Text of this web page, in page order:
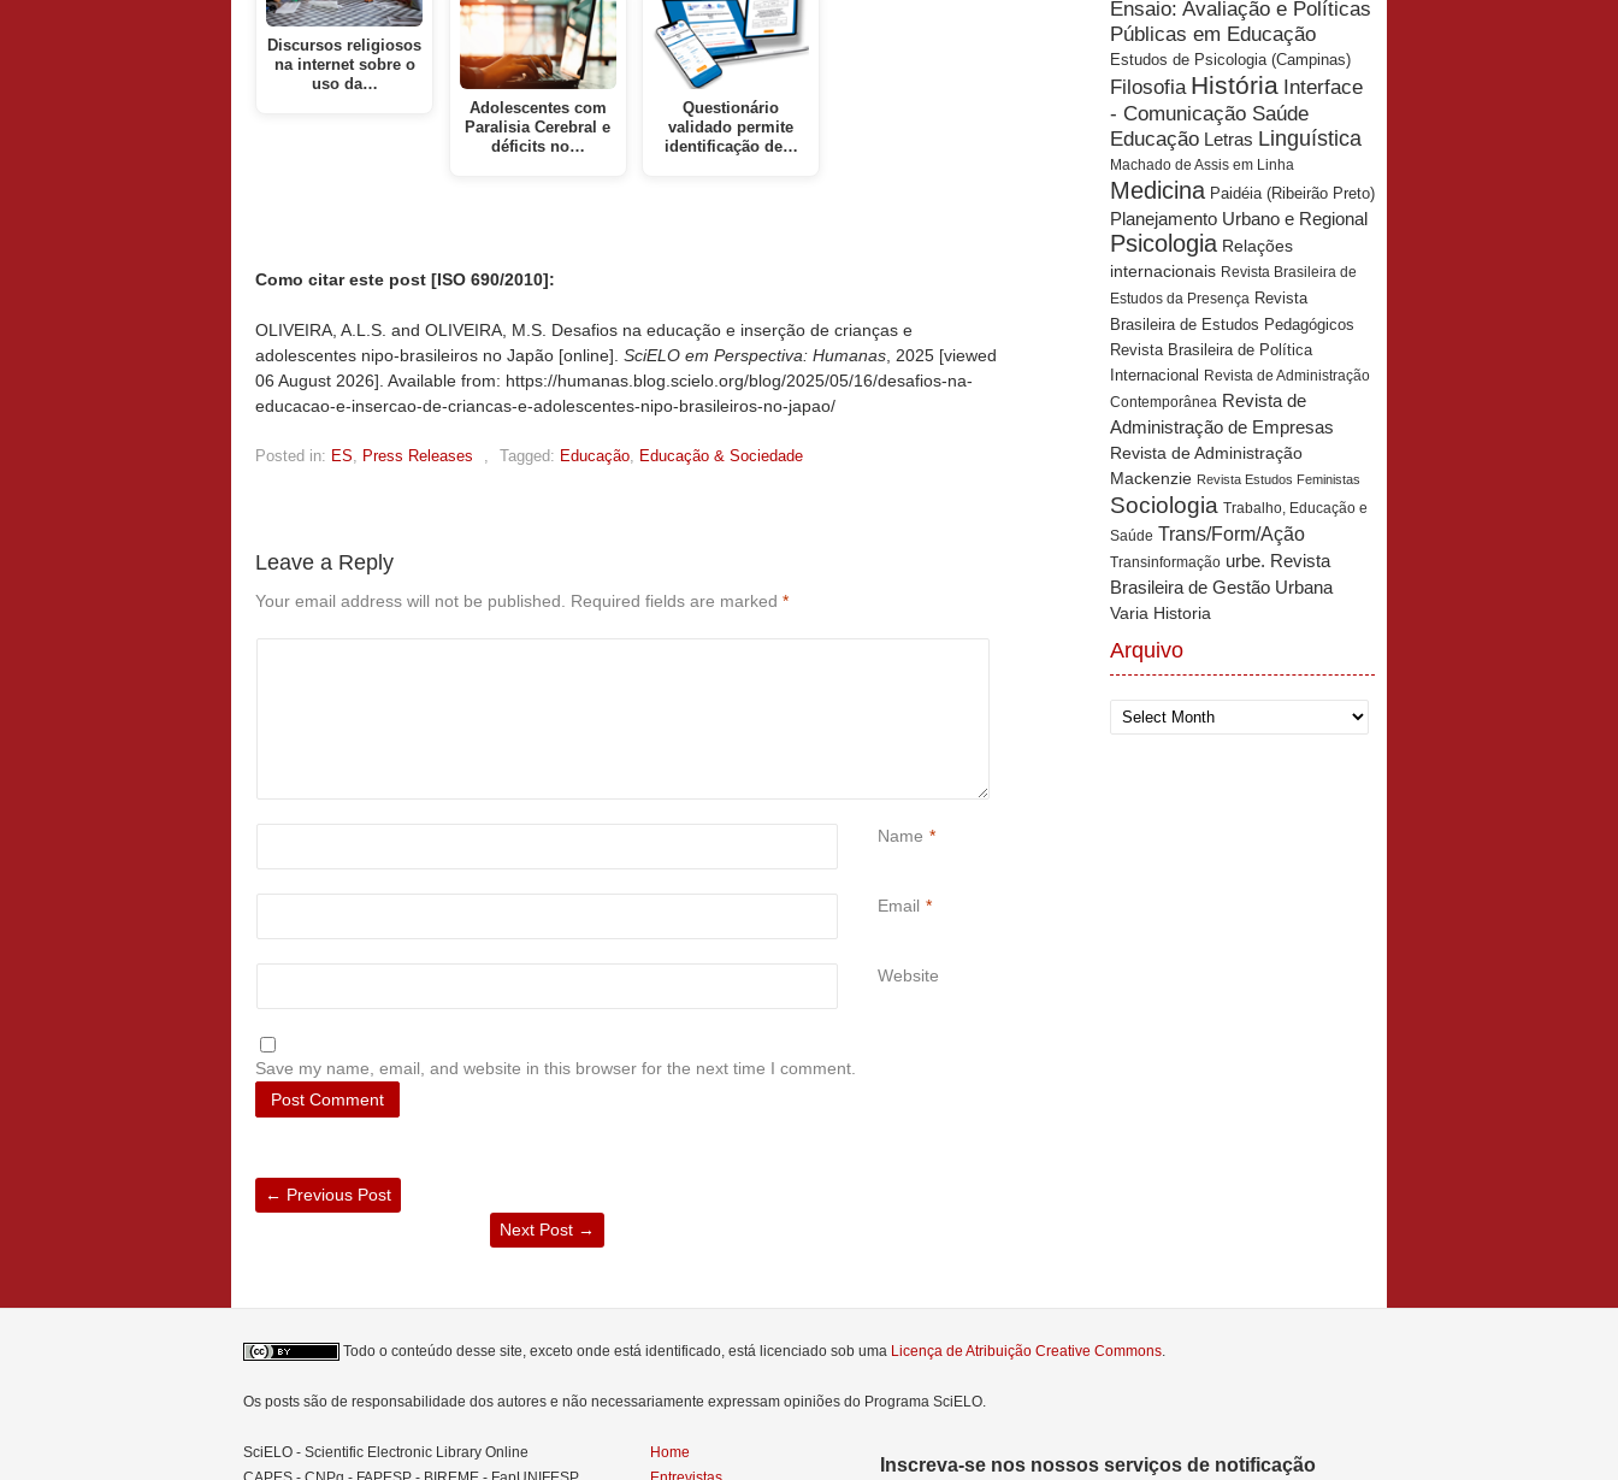
Discursos religiosos
na internet sobre o
uso da…
Adolescentes com
Paralisia Cerebral e
déficits no…
Questionário
validado permite
identificação de…
Como citar este post [ISO 690/2010]:
OLIVEIRA, A.L.S. and OLIVEIRA, M.S. Desafios na educação e inserção de crianças e
adolescentes nipo-brasileiros no Japão [online]. SciELO em Perspectiva: Humanas , 2025 [viewed
06 August 2026]. Available from: https://humanas.blog.scielo.org/blog/2025/05/16/desafios-na-
educacao-e-insercao-de-criancas-e-adolescentes-nipo-brasileiros-no-japao/
Posted in: ES Press Releases Tagged: Educação Educação & Sociedade
Leave a Reply
Your email address will not be published. Required fields are marked *
Name *
Email *
Website
Save my name, email, and website in this browser for the next time I comment.
← Previous Post
Next Post →
Ensaio: Avaliação e Políticas
Públicas em Educação
Estudos de Psicologia (Campinas)
Filosofia História Interface
- Comunicação Saúde
Educação Letras Linguística
Machado de Assis em Linha
Medicina Paidéia (Ribeirão Preto)
Planejamento Urbano e Regional
Psicologia Relações
internacionais Revista Brasileira de
Estudos da Presença Revista
Brasileira de Estudos Pedagógicos
Revista Brasileira de Política
Internacional Revista de Administração
Contemporânea Revista de
Administração de Empresas
Revista de Administração
Mackenzie Revista Estudos Feministas
Sociologia Trabalho, Educação e
Saúde Trans/Form/Ação
Transinformação urbe. Revista
Brasileira de Gestão Urbana
Varia Historia
Arquivo
Arquivo
Todo o conteúdo desse site, exceto onde está identificado, está licenciado sob uma Licença de Atribuição Creative Commons.
Os posts são de responsabilidade dos autores e não necessariamente expressam opiniões do Programa SciELO.
SciELO - Scientific Electronic Library Online
Home
Inscreva-se nos nossos serviços de notificação